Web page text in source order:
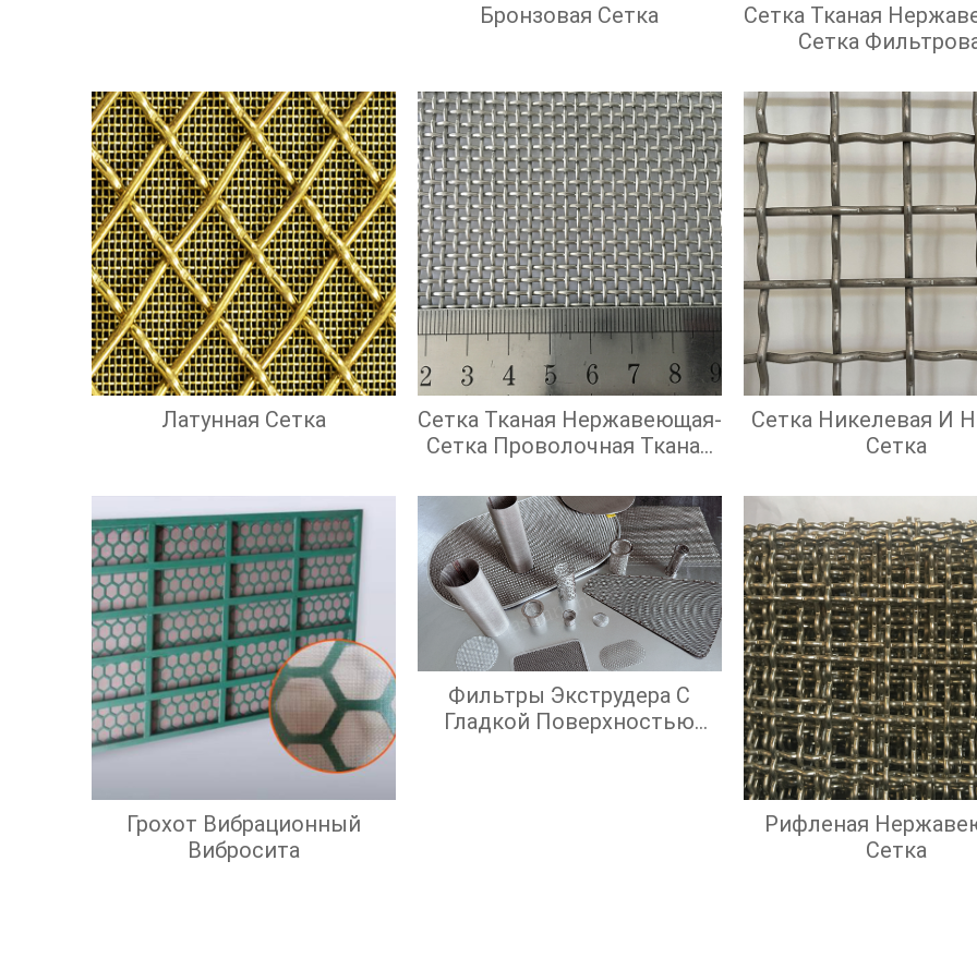
Бронзовая Сетка
Сетка Тканая
Сетка
Латунная Сетка
Сетка Тканая Нержавеющая-
Сетка Проволочная Тканая
Сетка Никелевая И
Сетка
Грохот Вибрационный
Вибросита
Фильтры Экструдера С
Гладкой Поверхностью
Рифленая
Сетка